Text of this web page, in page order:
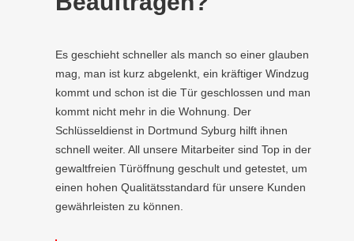
Es geschieht schneller als manch so einer glauben
mag, man ist kurz abgelenkt, ein kräftiger Windzug
kommt und schon ist die Tür geschlossen und man
kommt nicht mehr in die Wohnung. Der
Schlüsseldienst in Dortmund Syburg hilft ihnen
schnell weiter. All unsere Mitarbeiter sind Top in der
gewaltfreien Türöffnung geschult und getestet, um
einen hohen Qualitätsstandard für unsere Kunden
gewährleisten zu können.